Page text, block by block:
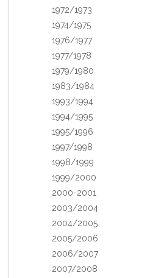
1972/1973
1974/1975
1976/1977
1977/1978
1979/1980
1983/1984
1993/1994
1994/1995
1995/1996
1997/1998
1998/1999
1999/2000
2000-2001
2003/2004
2004/2005
2005/2006
2006/2007
2007/2008